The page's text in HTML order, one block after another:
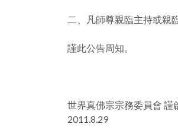
二、凡師尊親臨主持或親
謹此公告周知。
世界真佛宗宗務委員會 謹
2011.8.29